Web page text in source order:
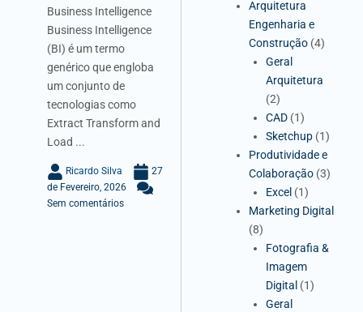
Business Intelligence
Business Intelligence
(BI) é um termo
genérico que engloba
um conjunto de
tecnologias como
Extract Transform and
Load ...
Ricardo Silva
27
de Fevereiro, 2026
Sem comentários
Arquitetura
Engenharia e
Construção (4)
Geral
Arquitetura
(2)
CAD (1)
Sketchup (1)
Produtividade e
Colaboração (3)
Excel (1)
Marketing Digital
(8)
Fotografia &
Imagem
Digital (1)
Geral